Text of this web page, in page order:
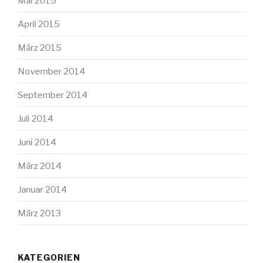
April 2015
März 2015
November 2014
September 2014
Juli 2014
Juni 2014
März 2014
Januar 2014
März 2013
KATEGORIEN